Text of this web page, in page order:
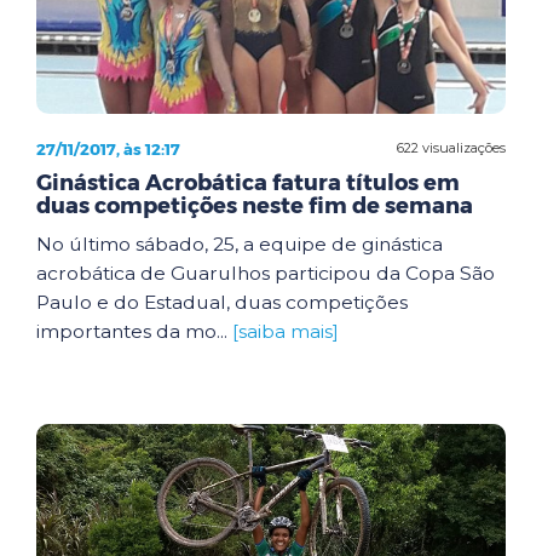
622 visualizações
27/11/2017, às 12:17
Ginástica Acrobática fatura títulos em
duas competições neste fim de semana
No último sábado, 25, a equipe de ginástica
acrobática de Guarulhos participou da Copa São
Paulo e do Estadual, duas competições
importantes da mo... [saiba mais]